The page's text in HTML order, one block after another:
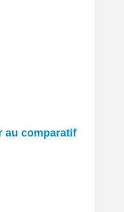
au comparatif